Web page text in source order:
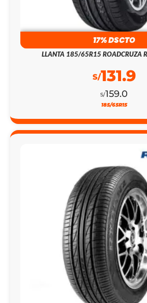
17% DSCTO
LLANTA 185/65R15 ROADCRUZA
S/159.0
S/131.9
185/65R15